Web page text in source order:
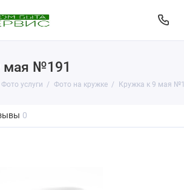
мая №191
Фото услуги Фото на кружке Кружка к 9 мая
0